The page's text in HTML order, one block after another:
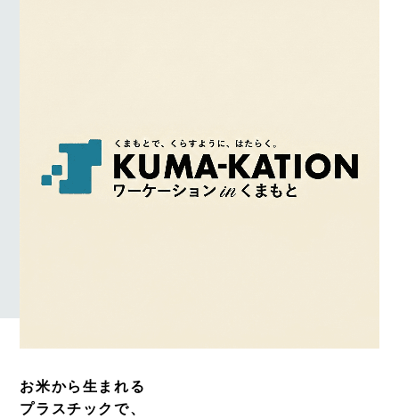
お米から生まれる
プラスチックで、